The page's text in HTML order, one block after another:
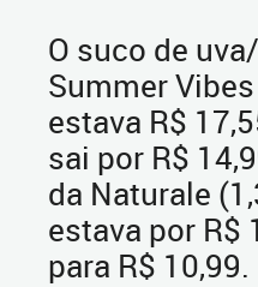
O suco de
Summer
estava R$
sai por R$
da Naturale
estava por R$
para R$ 10,99.